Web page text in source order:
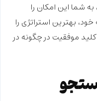
به شما این امکان را
بهترین استراتژی را
موفقیت درچگونه در